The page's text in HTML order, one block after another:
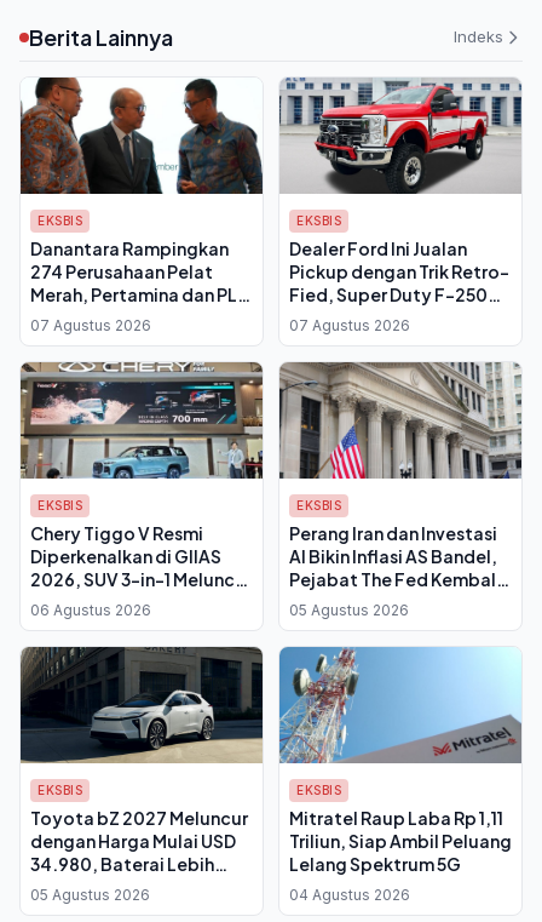
Berita Lainnya Indeks
EKSBIS
Danantara Rampingkan
274 Perusahaan Pelat
Merah, Pertamina dan PLN
Kena Efisiensi
07 Agustus 2026
EKSBIS
Dealer Ford Ini Jualan
Pickup dengan Trik Retro-
Fied, Super Duty F-250
Disulap Lawas
07 Agustus 2026
EKSBIS
Chery Tiggo V Resmi
Diperkenalkan di GIIAS
2026, SUV 3-in-1 Meluncur
Q4
06 Agustus 2026
EKSBIS
Perang Iran dan Investasi
AI Bikin Inflasi AS Bandel,
Pejabat The Fed Kembali
Desak Suku Bunga Naik
05 Agustus 2026
EKSBIS
Toyota bZ 2027 Meluncur
dengan Harga Mulai USD
34.980, Baterai Lebih
Besar dan Port NACS
Bawa Jangkauan 314 Mil
05 Agustus 2026
EKSBIS
Mitratel Raup Laba Rp 1,11
Triliun, Siap Ambil Peluang
Lelang Spektrum 5G
04 Agustus 2026